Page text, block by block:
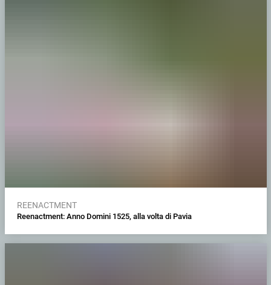
REENACTMENT
Reenactment: Anno Domini 1525, alla volta di Pavia